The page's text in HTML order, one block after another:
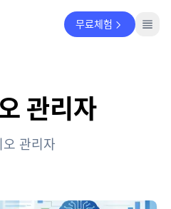
무료체험
관리자
오 관리자